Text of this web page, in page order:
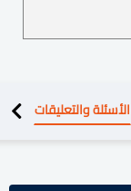
الأسئلة والتعليقات